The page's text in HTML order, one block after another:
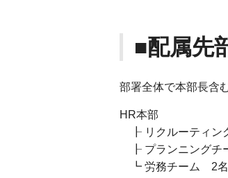
■配属先
部署全体で本部長含
HR本部
┠ リクルーティン
┠ プランニングチ
┗ 労務チーム 2名